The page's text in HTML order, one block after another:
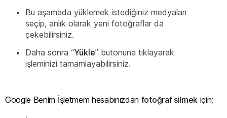
Bu aşamada yüklemek istediğiniz medyaları
seçip, anlık olarak yeni fotoğraflar da
çekebilirsiniz.
Daha sonra “Yükle” butonuna tıklayarak
işleminizi tamamlayabilirsiniz.
Google Benim İşletmem hesabınızdan fotoğraf silmek için;